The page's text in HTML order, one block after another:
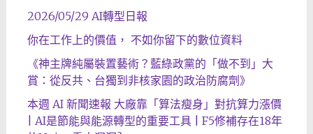
2026/05/29 AI轉型日報
你在工作上的價值， 不如你留下的數位資料
《神主牌純屬裝置藝術？藍綠政黨的「做不到」大
賞：從反共、台獨到非核家園的政治防腐劑》
本週 AI 新聞速報 大廠靠「算法瘦身」對抗算力漲價
| AI是節能與能源轉型的重要工具 | F5修補存在18年